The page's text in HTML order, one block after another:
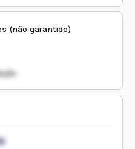
(não garantido)